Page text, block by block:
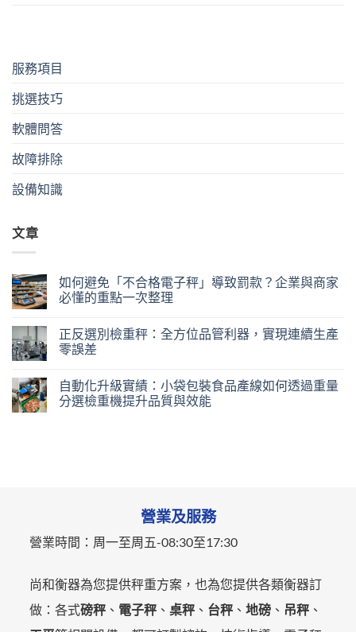
服務項目
挑選技巧
軟體問答
故障排除
設備知識
文章
如何避免「不合格電子秤」導致罰款？企業與商家
必懂的重點一次整理
正反選別檢重秤：全方位品管利器，實現連續生產
零誤差
自動化升級實績：小袋包裝食品產線如何透過重量
分選檢重機提升品質與效能
營業及服務
營業時間： 周一至周五-08:30至17:30
尚和衡器為您提供秤重方案，也為您提供各類衡器訂
做：各式磅秤 、 電子秤 、桌秤 、 台秤 、地磅 、 吊秤 、